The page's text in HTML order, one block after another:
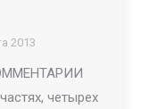
2013
четырех